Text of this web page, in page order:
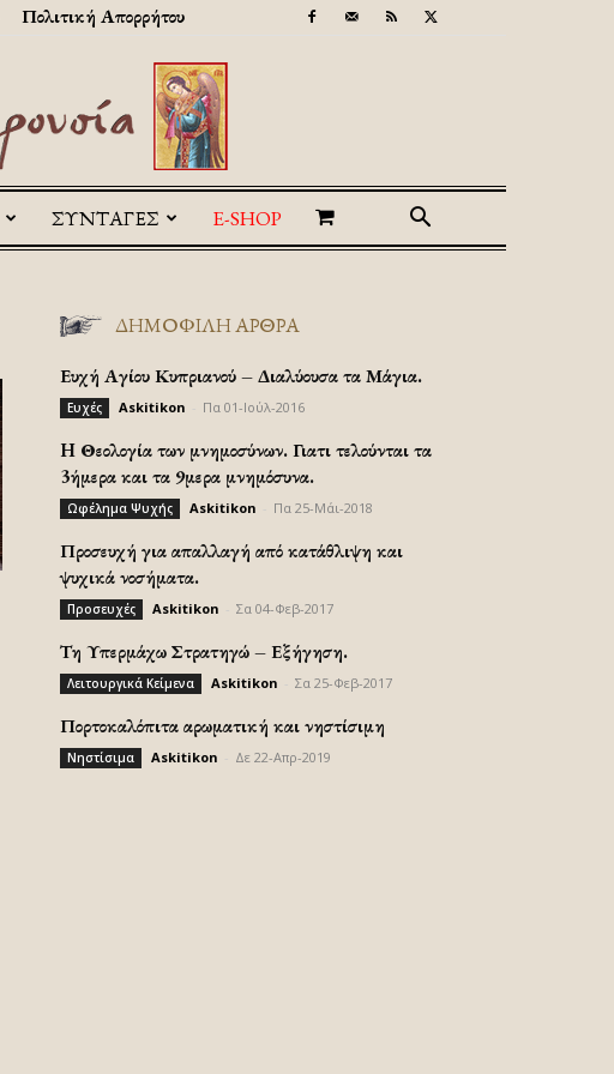
Πολιτική Απορρήτου
ΣΥΝΤΑΓΕΣ E-SHOP
ΔΗΜΟΦΙΛΗ ΑΡΘΡΑ
Ευχή Αγίου Κυπριανού – Διαλύουσα τα Μάγια.
Ευχές Askitikon Πα 01-Ιούλ-2016
H Θεολογία των μνημοσύνων. Γιατι τελούνται τα
3ήμερα και τα 9μερα μνημόσυνα.
Ωφέλημα Ψυχής Askitikon Πα 25-Μάι-2018
Προσευχή για απαλλαγή από κατάθλιψη και
ψυχικά νοσήματα.
Προσευχές Askitikon Σα 04-Φεβ-2017
Τη Υπερμάχω Στρατηγώ – Εξήγηση.
Λειτουργικά Κείμενα Askitikon Σα 25-Φεβ-2017
Πορτοκαλόπιτα αρωματική και νηστίσιμη
Νηστίσιμα Askitikon Δε 22-Απρ-2019